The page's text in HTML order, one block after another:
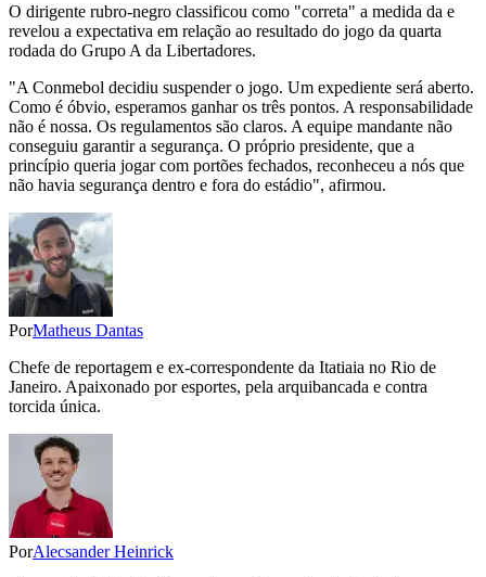
O dirigente rubro-negro classificou como "correta" a medida da e
revelou a expectativa em relação ao resultado do jogo da quarta
rodada do Grupo A da Libertadores.
"A Conmebol decidiu suspender o jogo. Um expediente será aberto.
Como é óbvio, esperamos ganhar os três pontos. A responsabilidade
não é nossa. Os regulamentos são claros. A equipe mandante não
conseguiu garantir a segurança. O próprio presidente, que a
princípio queria jogar com portões fechados, reconheceu a nós que
não havia segurança dentro e fora do estádio", afirmou.
PorMatheus Dantas
Chefe de reportagem e ex-correspondente da Itatiaia no Rio de
Janeiro. Apaixonado por esportes, pela arquibancada e contra
torcida única.
PorAlecsander Heinrick